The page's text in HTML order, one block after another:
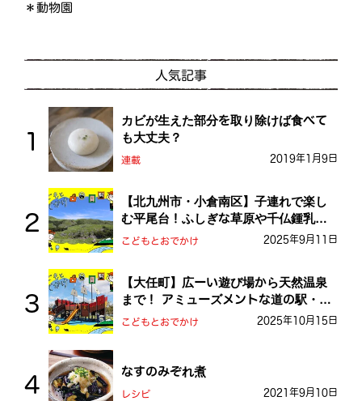
＊動物園
人気記事
カビが生えた部分を取り除けば食べて
も大丈夫？
連載 2019年1月9日
【北九州市・小倉南区】子連れで楽し
む平尾台！ふしぎな草原や千仏鍾乳洞
を探検しよう！
こどもとおでかけ 2025年9月11日
【大任町】広ーい遊び場から天然温泉
まで！ アミューズメントな道の駅・お
おとう桜街道
こどもとおでかけ 2025年10月15日
なすのみぞれ煮
レシピ 2021年9月10日